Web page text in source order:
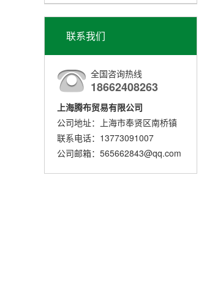
联系我们
全国咨询热线
18662408263
上海腾布贸易有限公司
公司地址：上海市奉贤区南桥镇
联系电话：13773091007
公司邮箱：565662843@qq.com